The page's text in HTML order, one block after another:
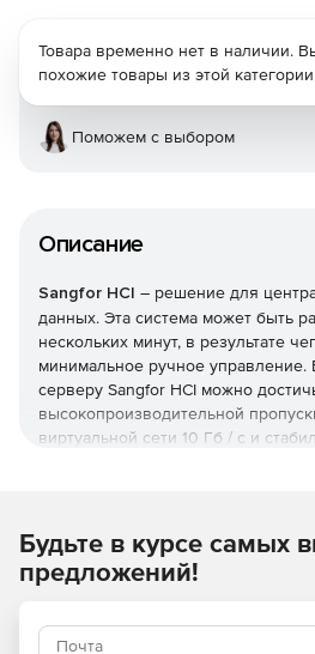
Описание
Sangfor HCI – решение для
данных. Эта система может быть
нескольких минут, в результате
минимальное ручное управление.
серверу Sangfor HCI можно
высокопроизводительной
виртуальной сети 10 Гб / с и
хранилище в один уровень
(сервер x86), который образует
стандартизированным
Товара временно нет в наличии.
похожие товары из этой категории
Поможем с выбором
Будьте в курсе самых
предложений!